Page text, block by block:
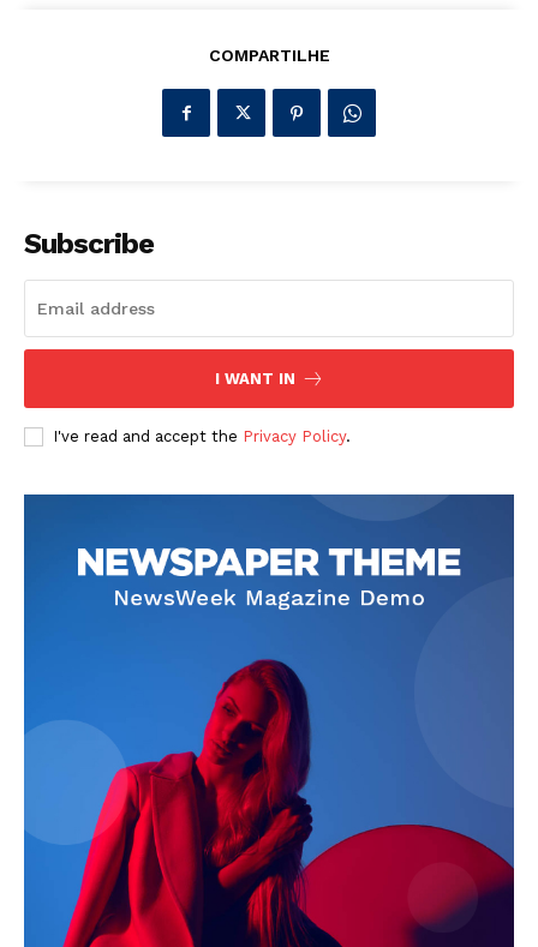
COMPARTILHE
Subscribe
I WANT IN
I've read and accept the Privacy Policy.